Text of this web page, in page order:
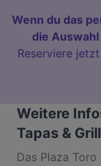
Wenn du das
die
Reserviere
Weitere
Tapas &
Das Plaza